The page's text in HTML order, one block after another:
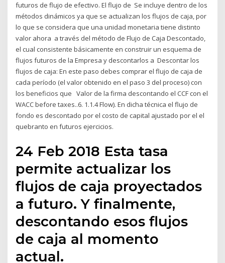
futuros de flujo de efectivo. El flujo de Se incluye dentro de los
métodos dinámicos ya que se actualizan los flujos de caja, por
lo que se considera que una unidad monetaria tiene distinto
valor ahora a través del método de Flujo de Caja Descontado,
el cual consistente básicamente en construir un esquema de
flujos futuros de la Empresa y descontarlos a Descontar los
flujos de caja: En este paso debes comprar el flujo de caja de
cada período (el valor obtenido en el paso 3 del proceso) con
los beneficios que Valor de la firma descontando el CCF con el
WACC before taxes..6. 1.1.4 Flow). En dicha técnica el flujo de
fondo es descontado por el costo de capital ajustado por el el
quebranto en futuros ejercicios.
24 Feb 2018 Esta tasa
permite actualizar los
flujos de caja proyectados
a futuro. Y finalmente,
descontando esos flujos
de caja al momento
actual.